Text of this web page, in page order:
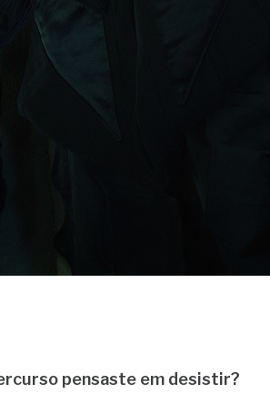
pensaste em desistir?